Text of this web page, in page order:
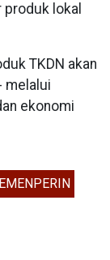
lokal
TKDN akan
melalui
ekonomi